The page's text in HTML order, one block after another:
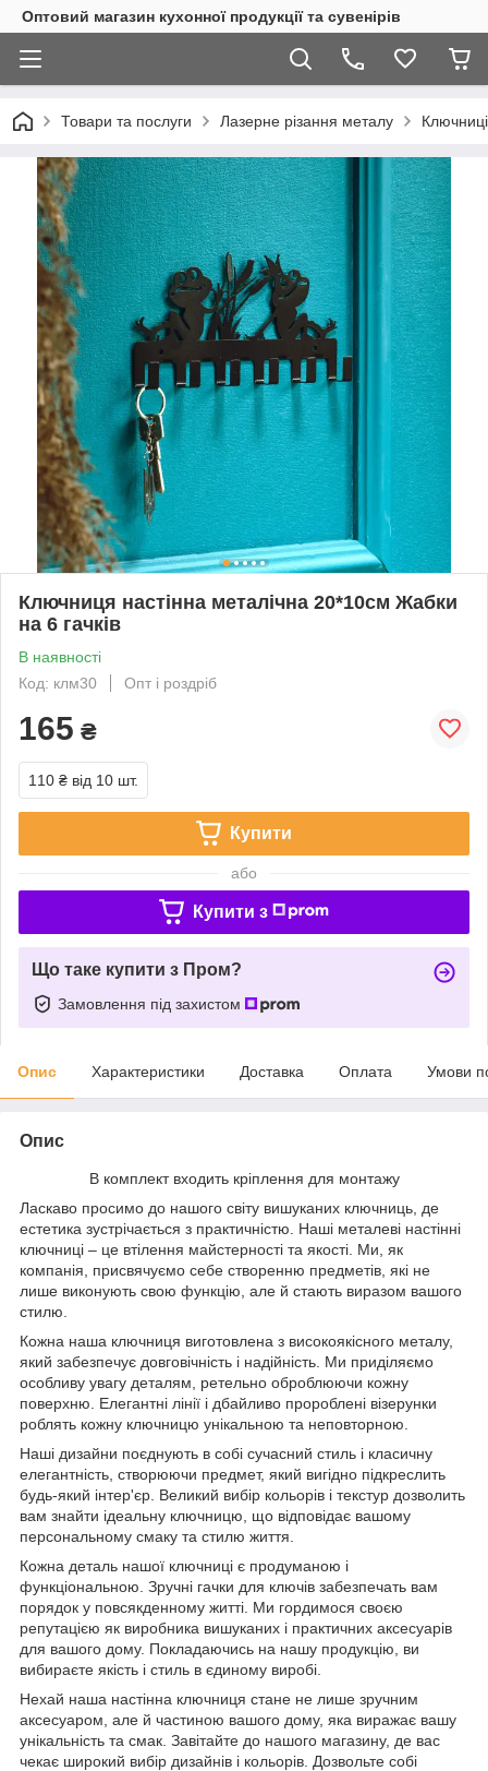
Оптовий магазин кухонної продукції та сувенірів
Товари та послуги Лазерне різання металу
Ключниця настінна металічна 20*10см Жабки
на 6 гачків
В наявності
Код: клм30
Опт і роздріб
165 ₴
110 ₴ від 10 шт.
Купити
або
Купити з
Що таке купити з Пром?
Замовлення під захистом
Опис Характеристики Доставка Оплата Умови
Опис
В комплект входить кріплення для монтажу
Ласкаво просимо до нашого світу вишуканих ключниць, де
естетика зустрічається з практичністю. Наші металеві настінні
ключниці – це втілення майстерності та якості. Ми, як
компанія, присвячуємо себе створенню предметів, які не
лише виконують свою функцію, але й стають виразом вашого
стилю.
Кожна наша ключниця виготовлена з високоякісного металу,
який забезпечує довговічність і надійність. Ми приділяємо
особливу увагу деталям, ретельно оброблюючи кожну
поверхню. Елегантні лінії і дбайливо пророблені візерунки
роблять кожну ключницю унікальною та неповторною.
Наші дизайни поєднують в собі сучасний стиль і класичну
елегантність, створюючи предмет, який вигідно підкреслить
будь-який інтер'єр. Великий вибір кольорів і текстур дозволить
вам знайти ідеальну ключницю, що відповідає вашому
персональному смаку та стилю життя.
Кожна деталь нашої ключниці є продуманою і
функціональною. Зручні гачки для ключів забезпечать вам
порядок у повсякденному житті. Ми гордимося своєю
репутацією як виробника вишуканих і практичних аксесуарів
для вашого дому. Покладаючись на нашу продукцію, ви
вибираєте якість і стиль в єдиному виробі.
Нехай наша настінна ключниця стане не лише зручним
аксесуаром, але й частиною вашого дому, яка виражає вашу
унікальність та смак. Завітайте до нашого магазину, де вас
чекає широкий вибір дизайнів і кольорів. Дозвольте собі